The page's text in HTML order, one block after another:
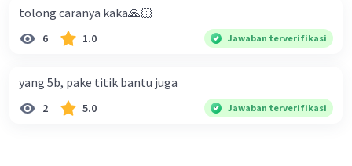
tolong caranya kaka🙏🏻
6 1.0 Jawaban terverifikasi
yang 5b, pake titik bantu juga
2 5.0 Jawaban terverifikasi